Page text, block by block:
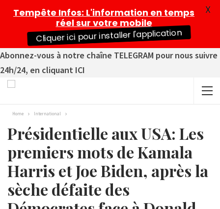
Abonnez-vous à notre chaîne TELEGRAM pour nous suivre
24h/24, en cliquant ICI
Home International
Présidentielle aux USA: Les
premiers mots de Kamala
Harris et Joe Biden, après la
sèche défaite des
Tempête Infos: L'information en temps
réel sur votre mobile
Cliquer ici pour installer l'application
X